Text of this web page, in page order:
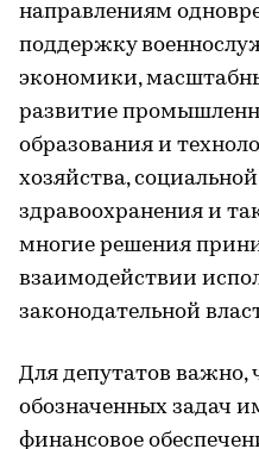
направлениям
поддержку
экономики,
развитие
образования и
хозяйства,
здравоохранения и
многие решения
взаимодействии
законодательной
Для депутатов важно,
обозначенных задач
финансовое